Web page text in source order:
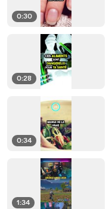
0:30
0:28
0:34
1:34